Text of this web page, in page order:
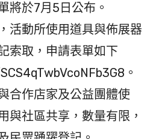
將於7月5日公布。
活動所使用道具與佈展器
索取，申請表單如下
。
合作店家及公益團體使
與社區共享，數量有限，